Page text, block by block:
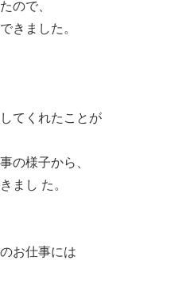
ので、
きました。
てくれたことが
の様子から、
まし た。
お仕事には